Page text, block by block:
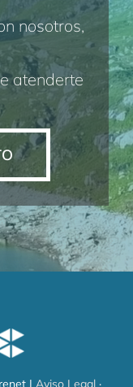
nosotros,
atenderte
| Aviso Legal ·